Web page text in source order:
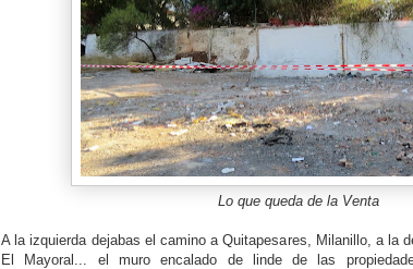
Lo que queda de la Venta
A la izquierda dejabas el camino a Quitapesares, Milanillo, a la
El Mayoral... el muro encalado de linde de las